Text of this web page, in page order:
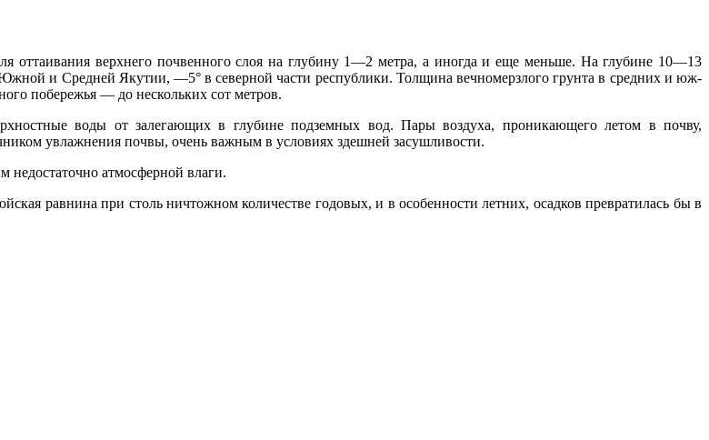
оттаивания верхнего почвенного слоя на глубину 1—2 метра, а иногда и еще меньше. На глубине 10—13
и Средней Якутии, —5° в северной части республики. Толщина вечномерзлого грунта в средних и юж­
побе­режья — до нескольких сот метров.
воды от залегающих в глубине под­земных вод. Пары воздуха, проникающего летом в почву,
увлажнения поч­вы, очень важным в условиях здешней за­сушливости.
недостаточно атмосферной вла­ги.
равнина при столь ничтожном количестве годовых, и в особенности лет­них, осадков превратилась бы в